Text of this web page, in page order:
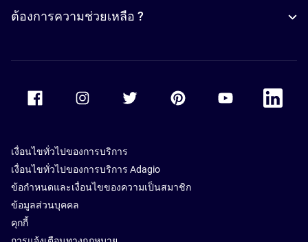
ต้องการความช่วยเหลือ ?
Accor Facebook Accor TwitterAccor PinterestAccor Youtube
Accor
เงื่อนไขทั่วไปของการบริการ
เงื่อนไขทั่วไปของการบริการ Adagio
ข้อกำหนดและเงื่อนไขของความเป็นสมาชิก
ข้อมูลส่วนบุคคล
คุกกี้